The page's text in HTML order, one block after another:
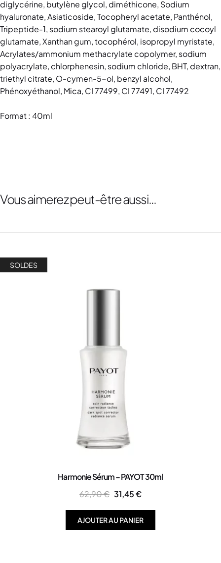
diglycérine, butylène glycol, diméthicone, Sodium
hyaluronate, Asiaticoside, Tocopheryl acetate, Panthénol,
Tripeptide-1, sodium stearoyl glutamate, disodium cocoyl
glutamate, Xanthan gum, tocophérol, isopropyl myristate,
Acrylates/ammonium methacrylate copolymer, sodium
polyacrylate, chlorphenesin, sodium chloride, BHT, dextran,
triethyl citrate, O-cymen-5-ol, benzyl alcohol,
Phénoxyéthanol, Mica, CI 77499, CI 77491, CI 77492
Format : 40ml
Vous aimerez peut-être aussi…
SOLDES
Harmonie Sérum – PAYOT 30ml
62,90€ 31,45€
AJOUTER AU PANIER